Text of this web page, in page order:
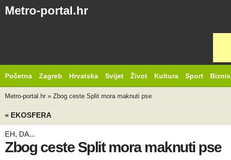
Metro-portal.hr
Početna Zagreb Hrvatska Svijet Život Kultura Sport Biznis
Metro-portal.hr » Zbog ceste Split mora maknuti pse
« EKOSFERA
EH, DA...
Zbog ceste Split mora maknuti pse